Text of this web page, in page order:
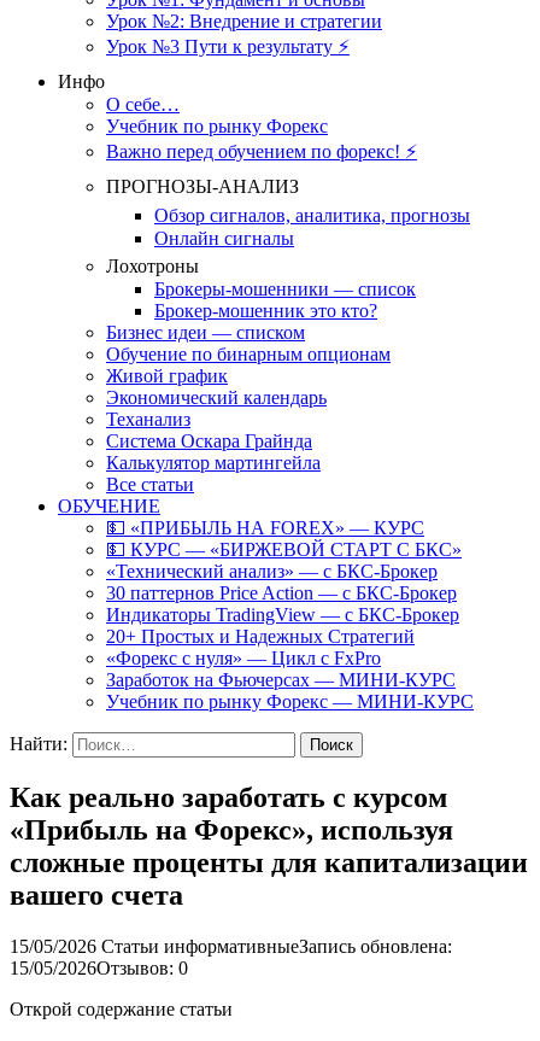
Урок №2: Внедрение и стратегии
Урок №3 Пути к результату ⚡️
Инфо
О себе…
Учебник по рынку Форекс
Важно перед обучением по форекс! ⚡
ПРОГНОЗЫ-АНАЛИЗ
Обзор сигналов, аналитика, прогнозы
Онлайн сигналы
Лохотроны
Брокеры-мошенники — список
Брокер-мошенник это кто?
Бизнес идеи — списком
Обучение по бинарным опционам
Живой график
Экономический календарь
Теханализ
Система Оскара Грайнда
Калькулятор мартингейла
Все статьи
ОБУЧЕНИЕ
💵 «ПРИБЫЛЬ НА FOREX» — КУРС
💵 КУРС — «БИРЖЕВОЙ СТАРТ С БКС»
«Технический анализ» — с БКС-Брокер
30 паттернов Price Action — с БКС-Брокер
Индикаторы TradingView — с БКС-Брокер
20+ Простых и Надежных Стратегий
«Форекс с нуля» — Цикл с FxPro
Заработок на Фьючерсах — МИНИ-КУРС
Учебник по рынку Форекс — МИНИ-КУРС
Найти:
Как реально заработать с курсом
«Прибыль на Форекс», используя
сложные проценты для капитализации
вашего счета
15/05/2026 Статьи информативныеЗапись обновлена:
15/05/2026Отзывов: 0
Открой содержание статьи